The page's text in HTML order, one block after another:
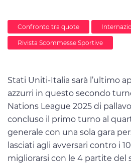
Confronto tra quote
Rivista Scommesse Sportive
Stati Uniti-Italia sarà l’ultimo
azzurri in questo secondo
Nations League 2025 di
concluso il primo turno al
generale con una sola gara
lasciati agli avversari contro i
migliorarsi con le 4 partite del